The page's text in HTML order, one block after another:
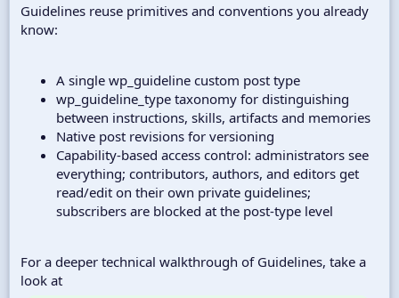
Guidelines reuse primitives and conventions you already
know:
A single wp_guideline custom post type
wp_guideline_type taxonomy for distinguishing
between instructions, skills, artifacts and memories
Native post revisions for versioning
Capability-based access control: administrators see
everything; contributors, authors, and editors get
read/edit on their own private guidelines;
subscribers are blocked at the post-type level
For a deeper technical walkthrough of Guidelines, take a
look at